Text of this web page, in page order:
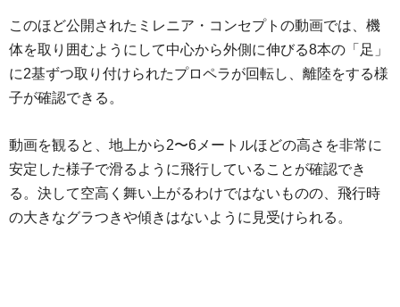
このほど公開されたミレニア・コンセプトの動画では、機
体を取り囲むようにして中心から外側に伸びる8本の「足」
に2基ずつ取り付けられたプロペラが回転し、離陸をする様
子が確認できる。
動画を観ると、地上から2〜6メートルほどの高さを非常に
安定した様子で滑るように飛行していることが確認でき
る。決して空高く舞い上がるわけではないものの、飛行時
の大きなグラつきや傾きはないように見受けられる。